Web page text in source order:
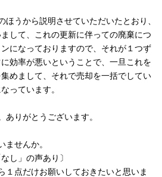
うから説明させていただいたとおり、
して、これの更新に伴っての廃棄につ
になっておりますので、それが１つず
効率が悪いということで、一旦これを
めまして、それで売却を一括でしてい
っています。
りがとうございます。
せんか。
あり〕
点だけお願いしておきたいと思いま